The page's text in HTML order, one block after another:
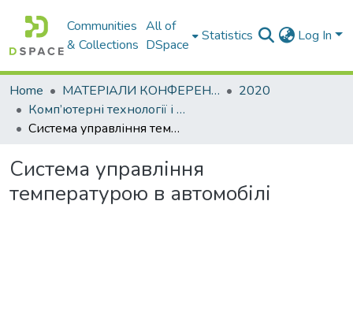
Communities
& Collections
All of
DSpace
Statistics Log In
Home МАТЕРІАЛИ КОНФЕРЕНЦІЙ
2020
Комп’ютерні технології і мехатроніка
Система управління температурою в автомобілі
Система управління
температурою в автомобілі